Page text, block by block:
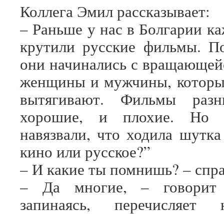
Коллега Эмил рассказывает:
– Раньше у нас в Болгарии
крутили русские фильмы.
они начинались с
женщины и мужчины,
вытягивают. Фильмы
хорошие, и плохие.
навязвали, что ходила
кино или русское?”
– И какие ты помнишь? –
– Да многие, – говорит
запинаясь, перечисляет